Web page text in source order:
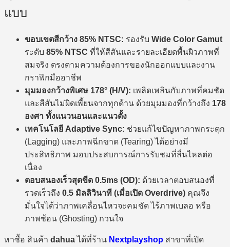
แบบ
ขอบเขตสีกว้าง 85% NTSC: รองรับ Wide Color Gamut
ระดับ 85% NTSC ที่ให้สีสันและรายละเอียดพื้นผิวภาพที่
สมจริง ตรงตามความต้องการของนักออกแบบและงาน
กราฟิกมืออาชีพ
มุมมองกว้างพิเศษ 178° (H/V): เพลิดเพลินกับภาพที่คมชัด
และสีสันไม่ผิดเพี้ยนจากทุกด้าน ด้วยมุมมองที่กว้างถึง 178
องศา ทั้งแนวนอนและแนวตั้ง
เทคโนโลยี Adaptive Sync: ช่วยแก้ไขปัญหาภาพกระตุก
(Lagging) และภาพฉีกขาด (Tearing) ได้อย่างมี
ประสิทธิภาพ มอบประสบการณ์การรับชมที่ลื่นไหลต่อ
เนื่อง
ตอบสนองเร็วสุดขีด 0.5ms (OD): ด้วยเวลาตอบสนองที่
รวดเร็วถึง 0.5 มิลลิวินาที (เมื่อเปิด Overdrive) คุณจึง
มั่นใจได้ว่าภาพเคลื่อนไหวจะคมชัด ไร้ภาพเบลอ หรือ
ภาพซ้อน (Ghosting) กวนใจ
หาซื้อ สินค้า dahuaได้ที่ร้าน Nextplayshop สาขาที่เปิด